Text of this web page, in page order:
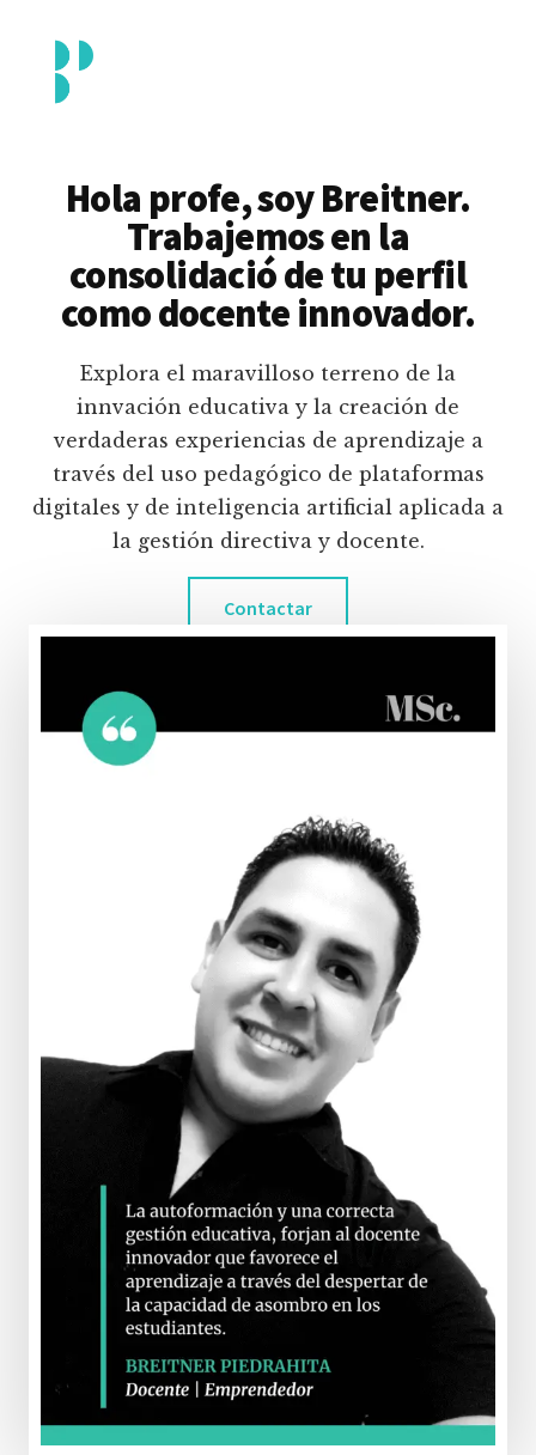
contenido
principal
menu
Piedrahita
docente
pedagógico
educativas
digitales
inteligencia
artificial.
Hola profe, soy Breitner.
Trabajemos en la
consolidació de tu perfil
como docente innovador.
Explora el maravilloso terreno de la
innvación educativa y la creación de
verdaderas experiencias de aprendizaje a
través del uso pedagógico de plataformas
digitales y de inteligencia artificial aplicada a
la gestión directiva y docente.
Contactar